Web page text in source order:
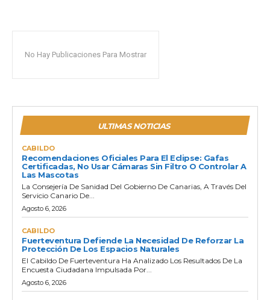
No Hay Publicaciones Para Mostrar
ULTIMAS NOTICIAS
CABILDO
Recomendaciones Oficiales Para El Eclipse: Gafas
Certificadas, No Usar Cámaras Sin Filtro O Controlar A
Las Mascotas
La Consejería De Sanidad Del Gobierno De Canarias, A Través Del
Servicio Canario De...
Agosto 6, 2026
CABILDO
Fuerteventura Defiende La Necesidad De Reforzar La
Protección De Los Espacios Naturales
El Cabildo De Fuerteventura Ha Analizado Los Resultados De La
Encuesta Ciudadana Impulsada Por...
Agosto 6, 2026